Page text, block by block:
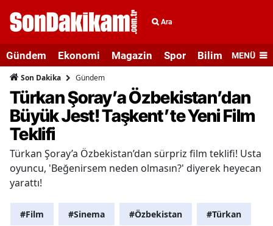
Ara
Gündem Ekonomi Magazin Spor Bilim veMENÜ
Son Dakika Gündem
Türkan Şoray’a Özbekistan’dan
Büyük Jest! Taşkent’te Yeni Film
Teklifi
Türkan Şoray’a Özbekistan’dan sürpriz film teklifi! Usta
oyuncu, 'Beğenirsem neden olmasın?' diyerek heyecan
yarattı!
#Film #Sinema #Özbekistan #Türkan